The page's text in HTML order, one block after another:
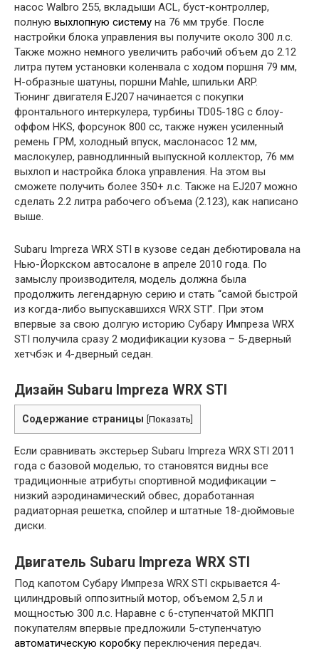
насос Walbro 255, вкладыши ACL, буст-контроллер,
полную выхлопную систему на 76 мм трубе. После
настройки блока управления вы получите около 300 л.с.
Также можно немного увеличить рабочий объем до 2.12
литра путем установки коленвала с ходом поршня 79 мм,
H-образные шатуны, поршни Mahle, шпильки ARP.
Тюнинг двигателя EJ207 начинается с покупки
фронтального интеркулера, турбины TD05-18G с блоу-
оффом HKS, форсунок 800 сс, также нужен усиленный
ремень ГРМ, холодный впуск, маслонасос 12 мм,
маслокулер, равнодлинный выпускной коллектор, 76 мм
выхлоп и настройка блока управления. На этом вы
сможете получить более 350+ л.с. Также на EJ207 можно
сделать 2.2 литра рабочего объема (2.123), как написано
выше.
Subaru Impreza WRX STI в кузове седан дебютировала на
Нью-Йоркском автосалоне в апреле 2010 года. По
замыслу производителя, модель должна была
продолжить легендарную серию и стать “самой быстрой
из когда-либо выпускавшихся WRX STI”. При этом
впервые за свою долгую историю Субару Импреза WRX
STI получила сразу 2 модификации кузова – 5-дверный
хетчбэк и 4-дверный седан.
Дизайн Subaru Impreza WRX STI
Содержание страницы Показать
Если сравнивать экстерьер Subaru Impreza WRX STI 2011
года с базовой моделью, то становятся видны все
традиционные атрибуты спортивной модификации –
низкий аэродинамический обвес, доработанная
радиаторная решетка, спойлер и штатные 18-дюймовые
диски.
Двигатель Subaru Impreza WRX STI
Под капотом Субару Импреза WRX STI скрывается 4-
цилиндровый оппозитный мотор, объемом 2,5 л и
мощностью 300 л.с. Наравне с 6-ступенчатой МКПП
покупателям впервые предложили 5-ступенчатую
автоматическую коробку переключения передач.